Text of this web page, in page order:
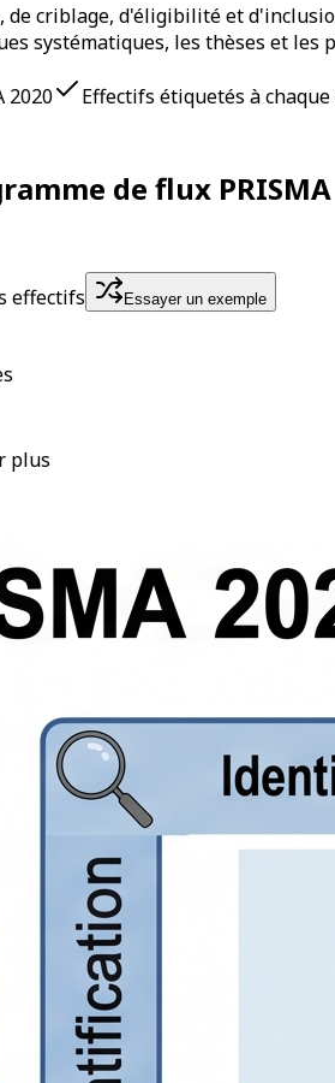
criblage, d'éligibilité et
systématiques, les thèses et les
2020 Effectifs étiquetés à
de flux PRISMA
effectifs Essayer un exemple
plus